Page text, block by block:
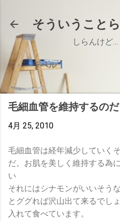
そういうこと
しらんけど…
ラベル
毛細血管を維持するのだ
4月 25, 2010
毛細血管は経年減少していく
だ。お肌を美しく維持する為
い
それにはシナモンがいいそう
とググれば沢山出て来るでし
入れて食べています。